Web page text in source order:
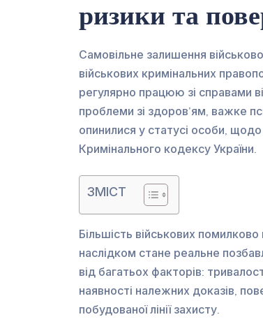
ризики та
Самовільне залишення
військових кримінальних
регулярно працюю зі справами
проблеми зі здоров’ям, важке
опинилися у статусі особи,
Кримінального кодексу України.
ЗМІСТ
Більшість військових
наслідком стане реальне
від багатьох факторів:
наявності належних доказів,
побудованої лінії захисту.